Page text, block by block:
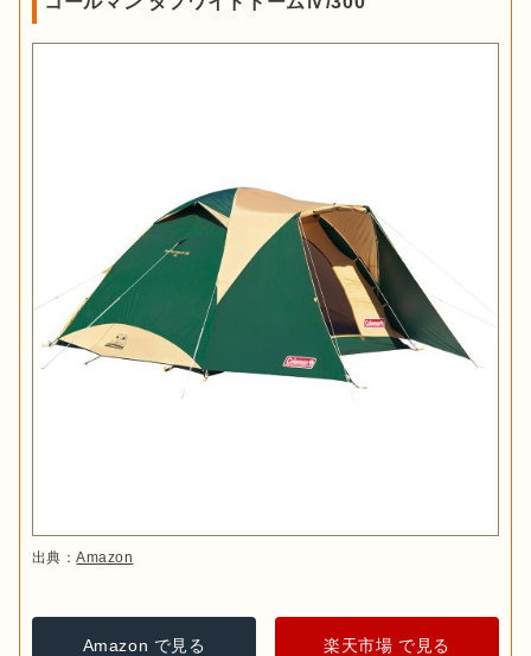
出典：Amazon
Amazon で見る 楽天市場 で見る